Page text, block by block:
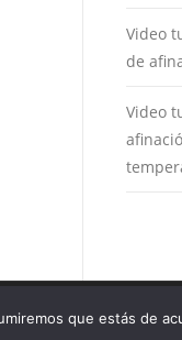
Video
de
Video
que estás de